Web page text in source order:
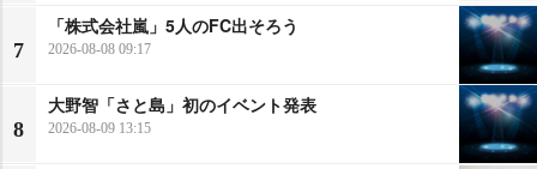
7
「株式会社嵐」5人のFC出そろう
2026-08-08 09:17
8
大野智「さと島」初のイベント発表
2026-08-09 13:15